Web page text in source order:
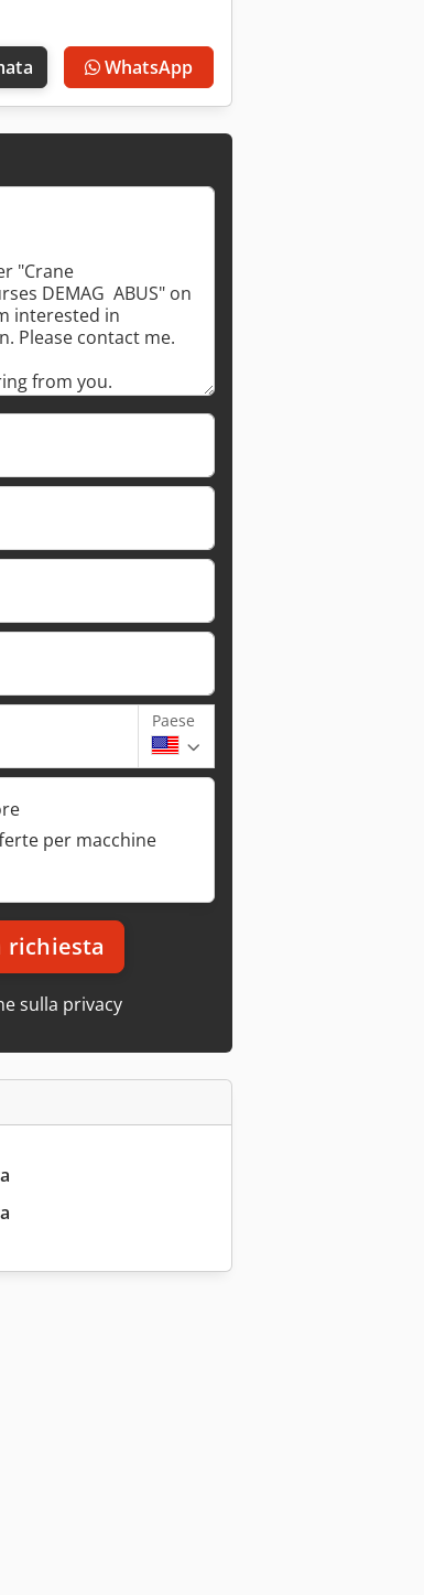
WhatsApp
Paese
per macchine
richiesta
sulla privacy